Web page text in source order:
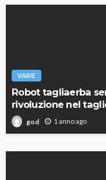
VARIE
Robot tagliaerba
rivoluzione nel
god 1 anno ago